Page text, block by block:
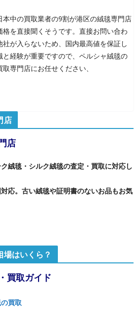
中の買取業者の9割が港区の絨毯専門店
を直接聞くそうです。直接お問い合わ
が入らないため、国内最高値を保証し
と経験が重要ですので、ペルシャ絨毯の
専門店にお任せください、
店
店
絨毯・シルク絨毯の査定・買取に対応し
応。古い絨毯や証明書のないお品もお気
はいくら？
買取ガイド
買取